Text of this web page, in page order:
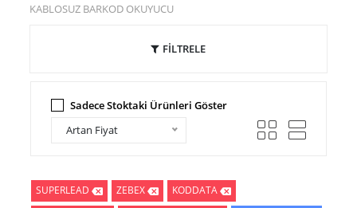
KABLOSUZ BARKOD OKUYUCU
FİLTRELE
Sadece Stoktaki Ürünleri Göster
Artan Fiyat
SUPERLEAD ZEBEX
KODDATA